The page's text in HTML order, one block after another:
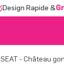
Design Rapide &
SEAT - Château